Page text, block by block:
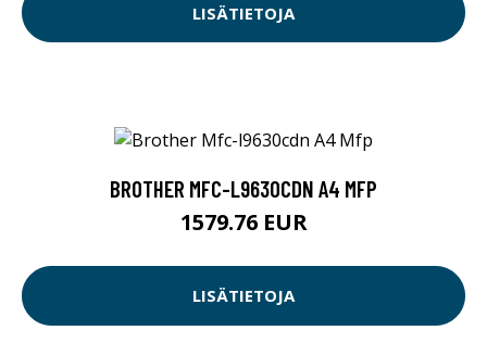
LISÄTIETOJA
BROTHER MFC-L9630CDN A4 MFP
1579.76 EUR
LISÄTIETOJA